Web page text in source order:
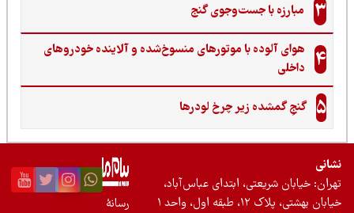
مبارزه با جست‌وجوی گنج‌
هوای آلوده با موتورهای منسوخ‌شده و آلاینده خودروهای
داخلی
گنجِ گمشده زیر چرخ لودرها
خیابان شریعتی، ابتدای عباس‌آباد،
بهشتی، پلاک ۱۲، طبقه اول، واحد ۱